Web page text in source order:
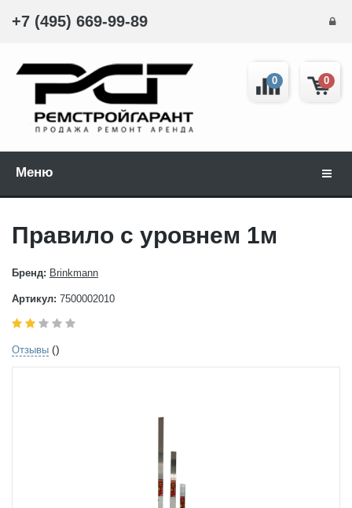
+7 (495) 669-99-89
0
0
Меню
Правило с уровнем 1м
Бренд: Brinkmann
Артикул: 7500002010
Отзывы ()